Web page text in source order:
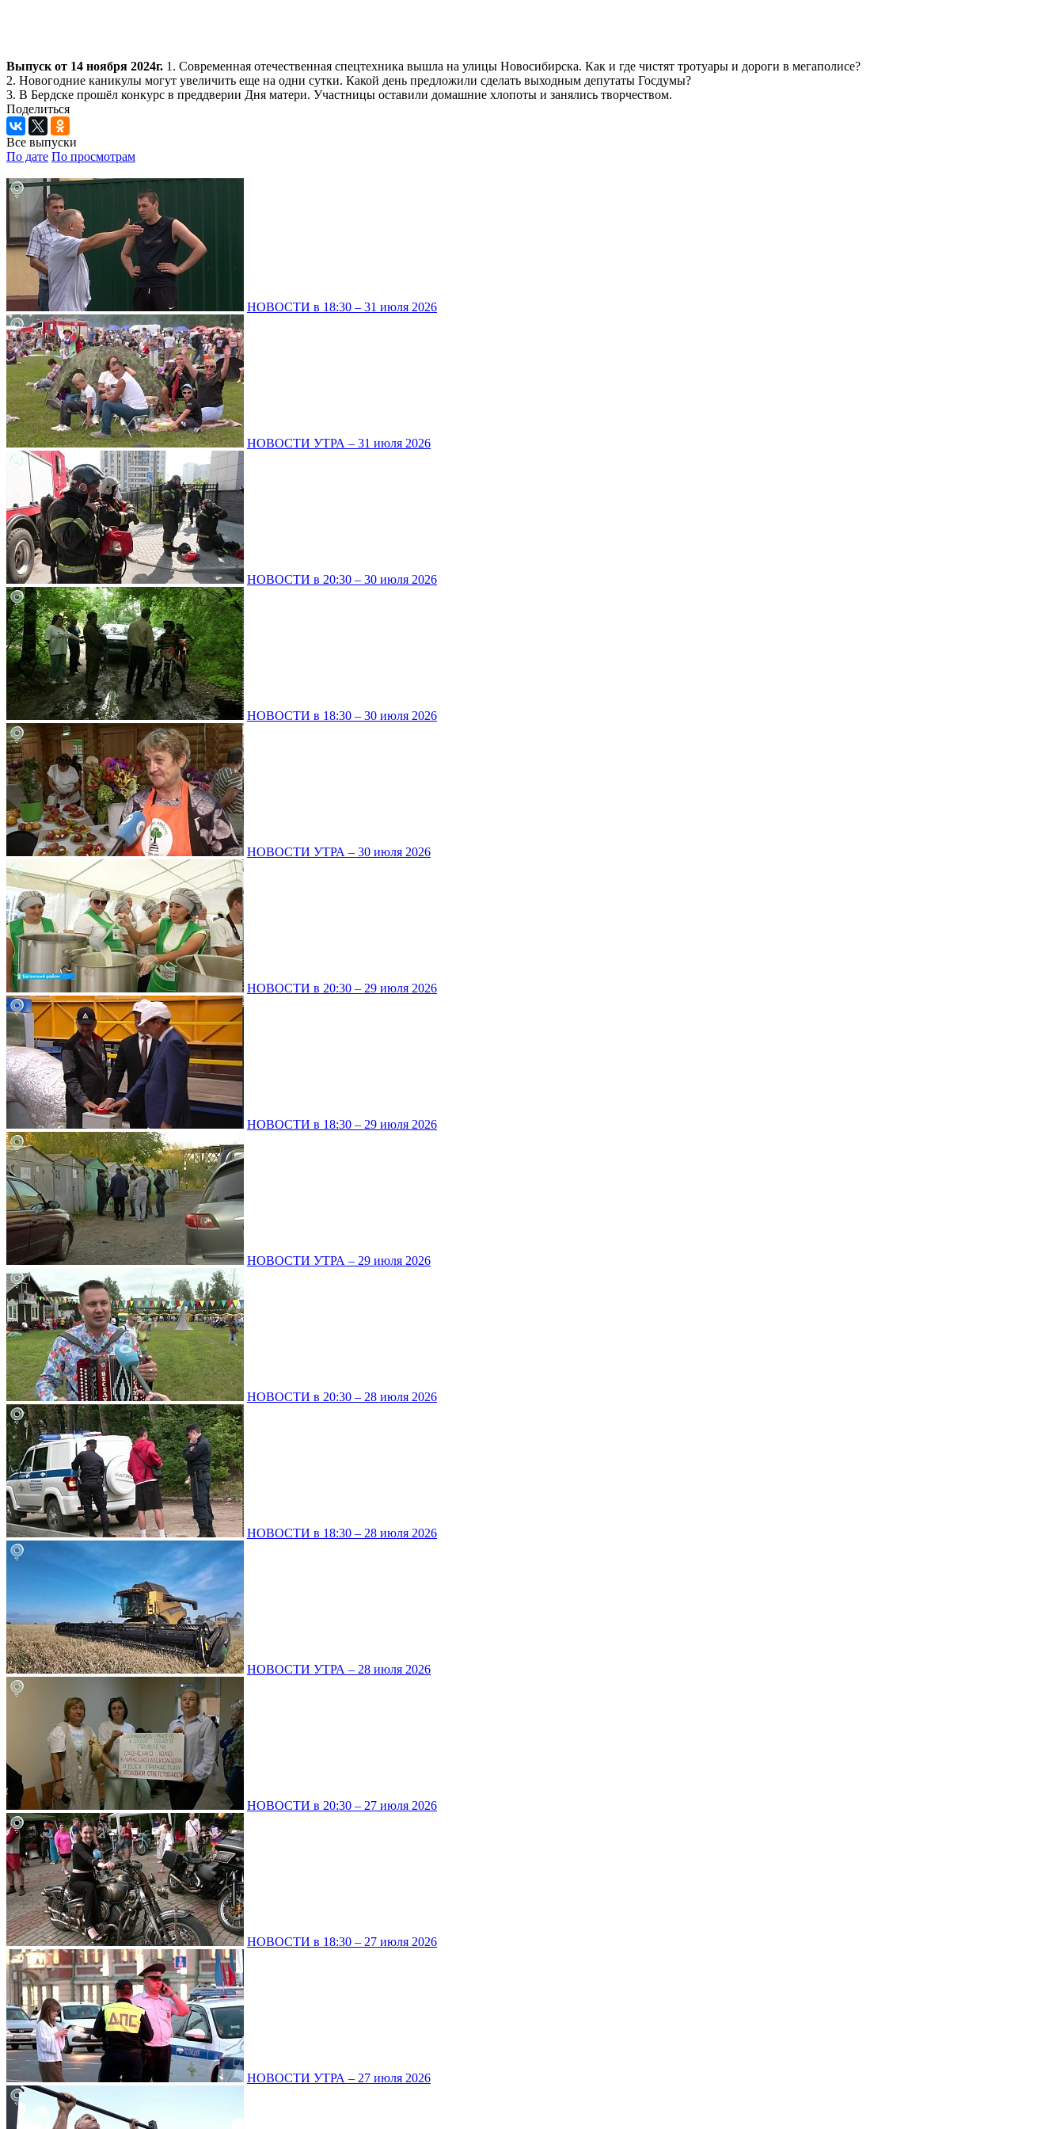
Выпуск от 14 ноября 2024г. 1. Современная отечественная спецтехника вышла на улицы Новосибирска. Как и где чистят тротуары и дороги в мегаполисе?
2. Новогодние каникулы могут увеличить еще на одни сутки. Какой день предложили сделать выходным депутаты Госдумы?
3. В Бердске прошёл конкурс в преддверии Дня матери. Участницы оставили домашние хлопоты и занялись творчеством.
Поделиться
Все выпуски
По дате По просмотрам
НОВОСТИ в 18:30 – 31 июля 2026
НОВОСТИ УТРА – 31 июля 2026
НОВОСТИ в 20:30 – 30 июля 2026
НОВОСТИ в 18:30 – 30 июля 2026
НОВОСТИ УТРА – 30 июля 2026
НОВОСТИ в 20:30 – 29 июля 2026
НОВОСТИ в 18:30 – 29 июля 2026
НОВОСТИ УТРА – 29 июля 2026
НОВОСТИ в 20:30 – 28 июля 2026
НОВОСТИ в 18:30 – 28 июля 2026
НОВОСТИ УТРА – 28 июля 2026
НОВОСТИ в 20:30 – 27 июля 2026
НОВОСТИ в 18:30 – 27 июля 2026
НОВОСТИ УТРА – 27 июля 2026